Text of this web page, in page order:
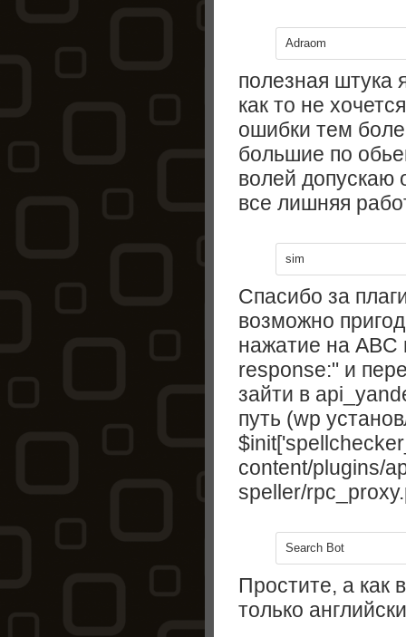
Adraom
полезная штука
как то не
ошибки тем
большие по
волей допускаю
все лишняя
sim
Спасибо за
возможно
нажатие на ABC
response:" и
зайти в
путь (wp
content/plugins/
speller/
Search Bot
Простите, а как
только